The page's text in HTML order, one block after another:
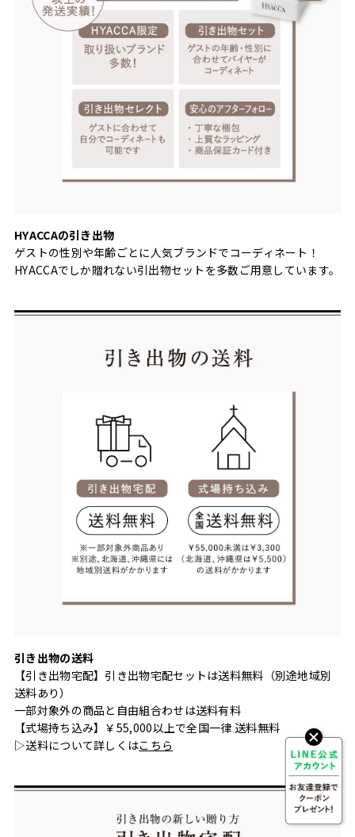
HYACCAの引き出物
ゲストの性別や年齢ごとに人気ブランドでコーディネート！
HYACCAでしか贈れない引出物セットを多数ご用意しています。
引き出物の送料
【引き出物宅配】引き出物宅配セットは送料無料（別途地域別
送料あり）
一部対象外の商品と自由組合わせは送料有料
【式場持ち込み】￥55,000以上で全国一律 送料無料
▷送料について詳しくはこちら